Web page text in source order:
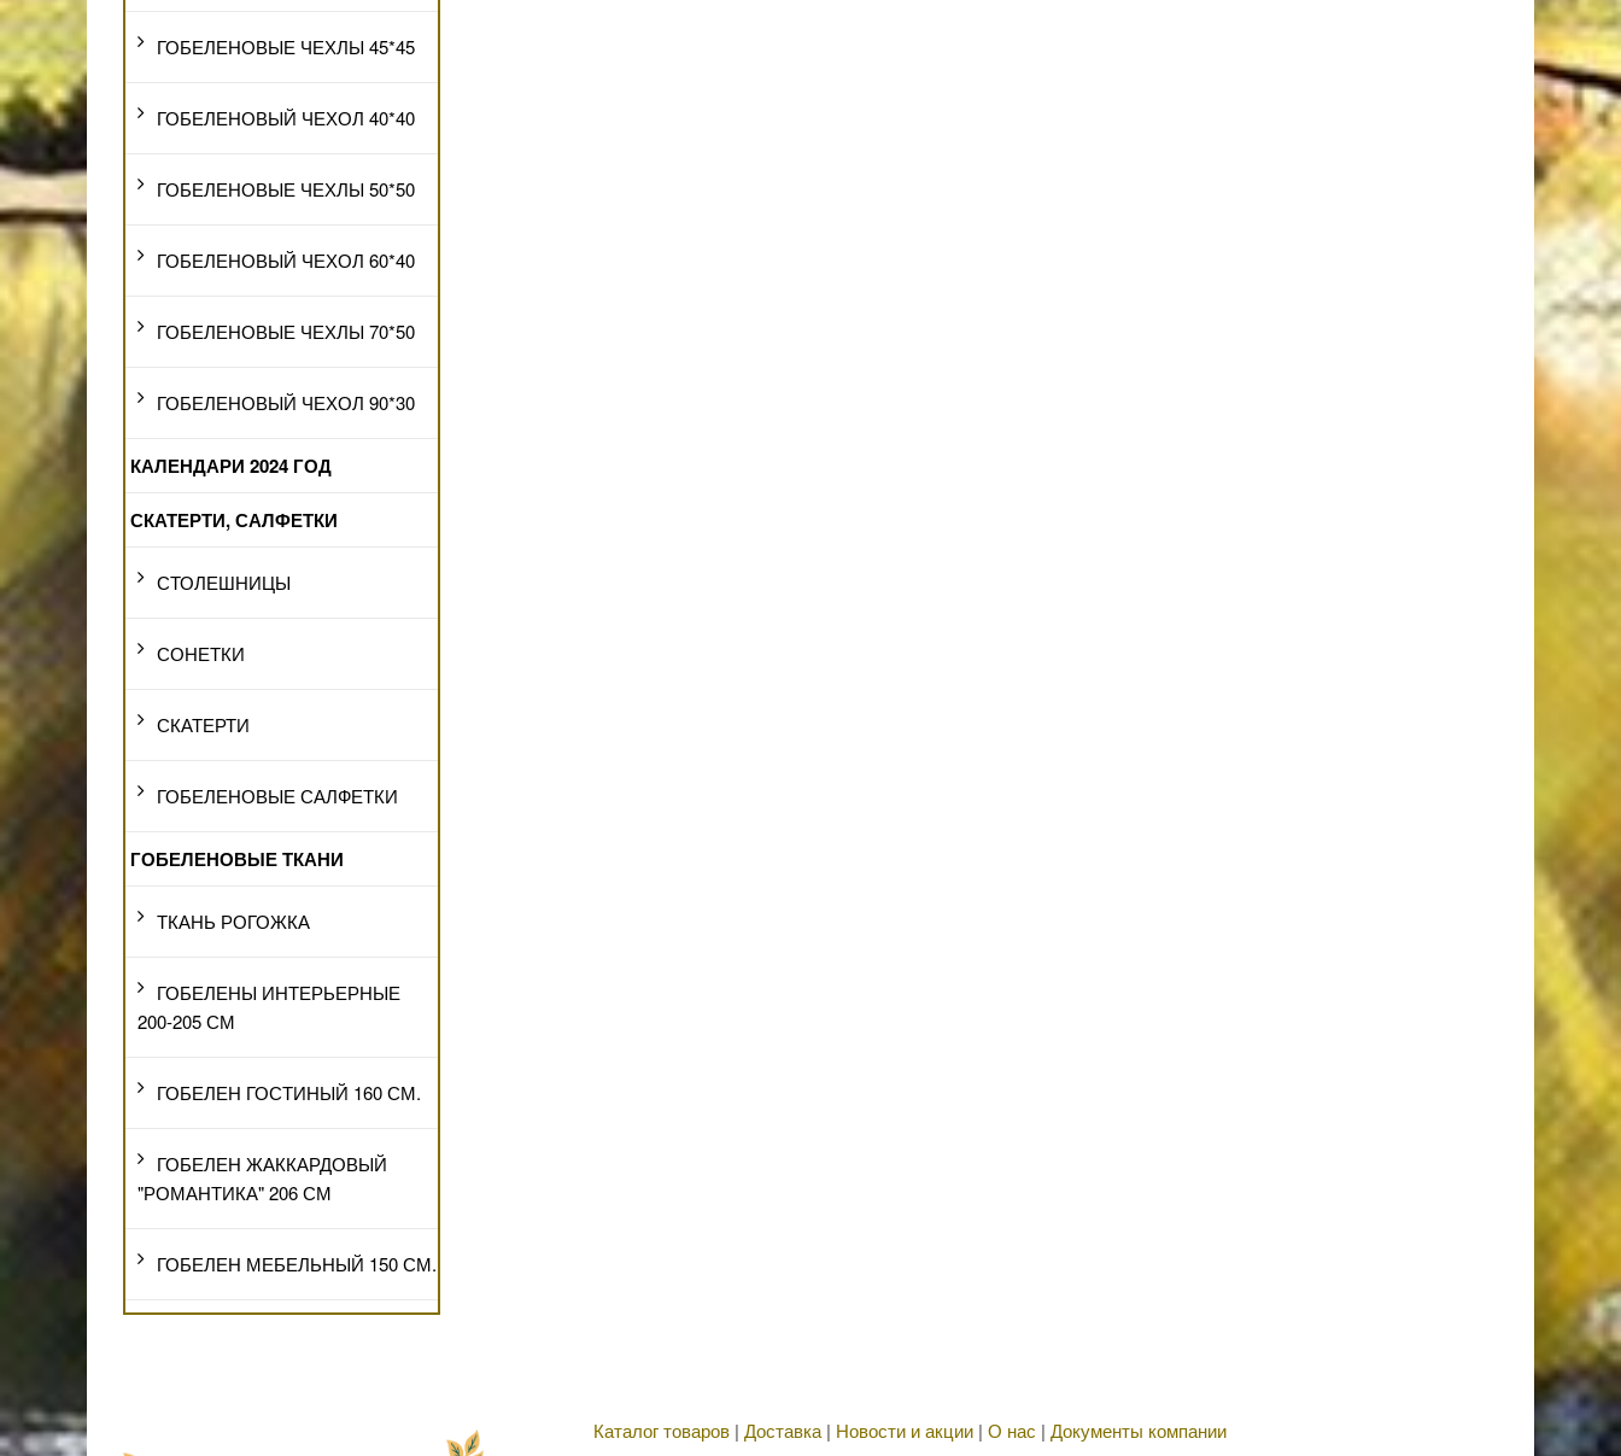
ГОБЕЛЕНОВЫЕ ЧЕХЛЫ 45*45
ГОБЕЛЕНОВЫЙ ЧЕХОЛ 40*40
ГОБЕЛЕНОВЫЕ ЧЕХЛЫ 50*50
ГОБЕЛЕНОВЫЙ ЧЕХОЛ 60*40
ГОБЕЛЕНОВЫЕ ЧЕХЛЫ 70*50
ГОБЕЛЕНОВЫЙ ЧЕХОЛ 90*30
КАЛЕНДАРИ 2024 ГОД
СКАТЕРТИ, САЛФЕТКИ
СТОЛЕШНИЦЫ
СОНЕТКИ
СКАТЕРТИ
ГОБЕЛЕНОВЫЕ САЛФЕТКИ
ГОБЕЛЕНОВЫЕ ТКАНИ
ТКАНЬ РОГОЖКА
ГОБЕЛЕНЫ ИНТЕРЬЕРНЫЕ
200-205 СМ
ГОБЕЛЕН ГОСТИНЫЙ 160 СМ.
ГОБЕЛЕН ЖАККАРДОВЫЙ
"РОМАНТИКА" 206 СМ
ГОБЕЛЕН МЕБЕЛЬНЫЙ 150 СМ.
Каталог товаров | Доставка | Новости и акции | О нас | Документы компании